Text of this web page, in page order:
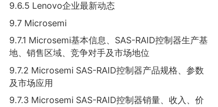
9.6.5 Lenovo企业最新动态
9.7 Microsemi
9.7.1 Microsemi基本信息、SAS-RAID控制器生产基
地、销售区域、竞争对手及市场地位
9.7.2 Microsemi SAS-RAID控制器产品规格、参数
及市场应用
9.7.3 Microsemi SAS-RAID控制器销量、收入、价